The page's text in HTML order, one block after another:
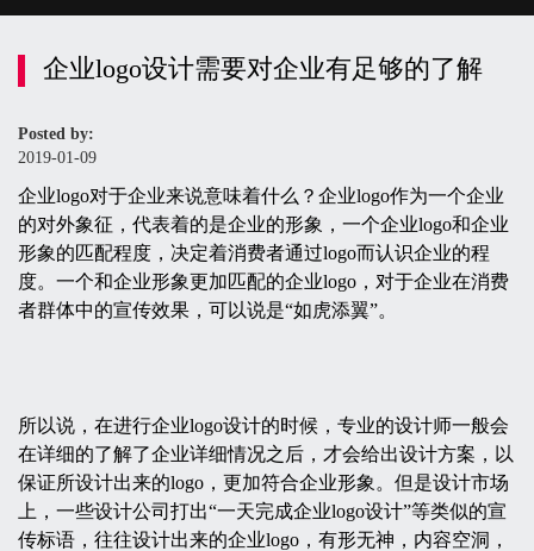
企业logo设计需要对企业有足够的了解
Posted by:
2019-01-09
企业logo对于企业来说意味着什么？企业logo作为一个企业
的对外象征，代表着的是企业的形象，一个企业logo和企业
形象的匹配程度，决定着消费者通过logo而认识企业的程
度。一个和企业形象更加匹配的企业logo，对于企业在消费
者群体中的宣传效果，可以说是“如虎添翼”。
所以说，在进行企业logo设计的时候，专业的设计师一般会
在详细的了解了企业详细情况之后，才会给出设计方案，以
保证所设计出来的logo，更加符合企业形象。但是设计市场
上，一些设计公司打出“一天完成企业logo设计”等类似的宣
传标语，往往设计出来的企业logo，有形无神，内容空洞，